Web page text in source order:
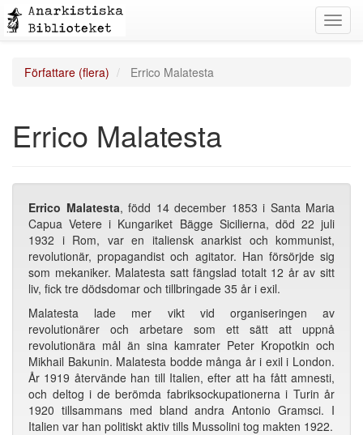
Författare (flera) Errico Malatesta
Errico Malatesta
Errico Malatesta, född 14 december 1853 i Santa Maria
Capua Vetere i Kungariket Bägge Sicilierna, död 22 juli
1932 i Rom, var en italiensk anarkist och kommunist,
revolutionär, propagandist och agitator. Han försörjde sig
som mekaniker. Malatesta satt fängslad totalt 12 år av sitt
liv, fick tre dödsdomar och tillbringade 35 år i exil.
Malatesta lade mer vikt vid organiseringen av
revolutionärer och arbetare som ett sätt att uppnå
revolutionära mål än sina kamrater Peter Kropotkin och
Mikhail Bakunin. Malatesta bodde många år i exil i London.
År 1919 återvände han till Italien, efter att ha fått amnesti,
och deltog i de berömda fabriksockupationerna i Turin år
1920 tillsammans med bland andra Antonio Gramsci. I
Italien var han politiskt aktiv tills Mussolini tog makten 1922.